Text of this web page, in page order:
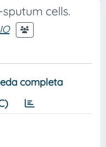
cells.
completa